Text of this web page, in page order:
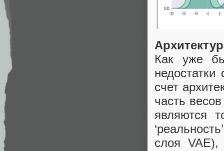
Как уже
счет
часть
являются
слоя